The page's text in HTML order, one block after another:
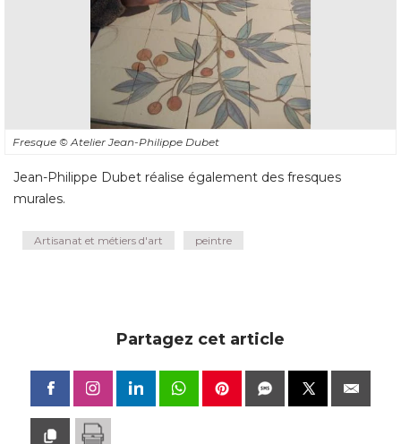
Fresque © Atelier Jean-Philippe Dubet
Jean-Philippe Dubet réalise également des fresques
murales.
Artisanat et métiers d'art peintre
Partagez cet article